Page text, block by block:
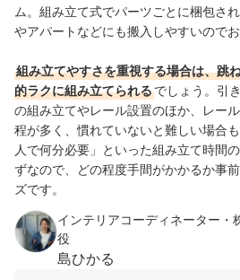
ム。組み立て式でパーツごとに梱包さ
やアパートなどにも搬入しやすいのでお
組み立てやすさを重視する場合は、跳
的ラクに組み立てられるでしょう。引
の組み立てやレール設置のほか、レー
程が多く、慣れていないと難しい場合
人で何分必要」といった組み立て時間
ずなので、どの程度手間がかかるか事
ズです。
インテリアコーディネーター・
役
島ひかる